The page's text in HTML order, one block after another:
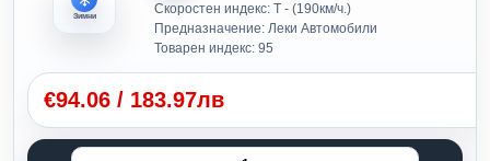
Зимни
Скоростен индекс: T - (190км/ч.)
Предназначение: Леки Автомобили
Товарен индекс: 95
€94.06 / 183.97лв